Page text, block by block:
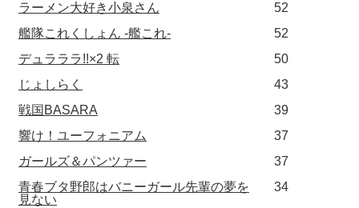
ラーメン大好き小泉さん
52
艦隊これくしょん -艦これ-
52
デュラララ!!×2 転
50
じょしらく
43
戦国BASARA
39
響け！ユーフォニアム
37
ガールズ＆パンツァー
37
青春ブタ野郎はバニーガール先輩の夢を
見ない
34